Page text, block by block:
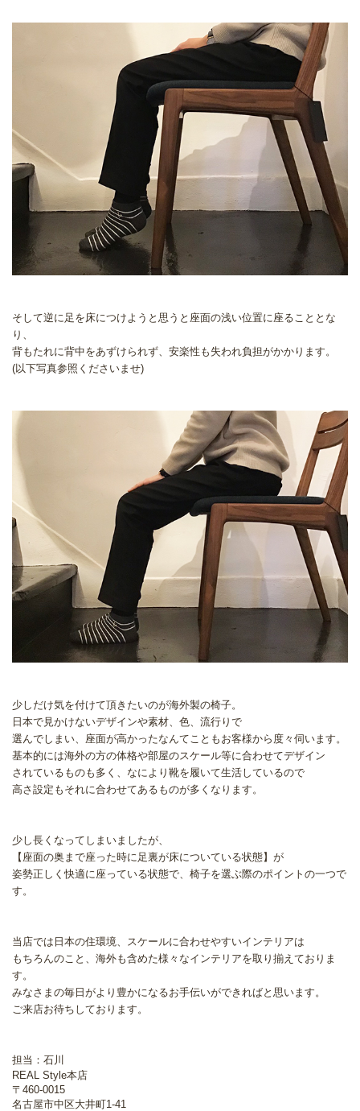
そして逆に足を床につけようと思うと座面の浅い位置に座ることとな
り、
背もたれに背中をあずけられず、安楽性も失われ負担がかかります。
(以下写真参照くださいませ)
少しだけ気を付けて頂きたいのが海外製の椅子。
日本で見かけないデザインや素材、色、流行りで
選んでしまい、座面が高かったなんてこともお客様から度々伺います。
基本的には海外の方の体格や部屋のスケール等に合わせてデザイン
されているものも多く、なにより靴を履いて生活しているので
高さ設定もそれに合わせてあるものが多くなります。
少し長くなってしまいましたが、
【座面の奥まで座った時に足裏が床についている状態】が
姿勢正しく快適に座っている状態で、椅子を選ぶ際のポイントの一つで
す。
当店では日本の住環境、スケールに合わせやすいインテリアは
もちろんのこと、海外も含めた様々なインテリアを取り揃えておりま
す。
みなさまの毎日がより豊かになるお手伝いができればと思います。
ご来店お待ちしております。
担当：石川
REAL Style本店
〒460-0015
名古屋市中区大井町1-41